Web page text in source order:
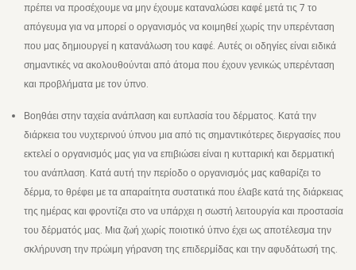
πρέπει να προσέχουμε να μην έχουμε καταναλώσει καφέ μετά τις 7 το
απόγευμα για να μπορεί ο οργανισμός να κοιμηθεί χωρίς την υπερένταση
που μας δημιουργεί η κατανάλωση του καφέ. Αυτές οι οδηγίες είναι ειδικά
σημαντικές να ακολουθούνται από άτομα που έχουν γενικώς υπερένταση
και προβλήματα με τον ύπνο.
Βοηθάει στην ταχεία ανάπλαση και ευπλασία του δέρματος. Κατά την
διάρκεια του νυχτερινού ύπνου μια από τις σημαντικότερες διεργασίες που
εκτελεί ο οργανισμός μας για να επιβιώσει είναι η κυτταρική και δερματική
του ανάπλαση. Κατά αυτή την περίοδο ο οργανισμός μας καθαρίζει το
δέρμα, το θρέφει με τα απαραίτητα συστατικά που έλαβε κατά της διάρκειας
της ημέρας και φροντίζει στο να υπάρχει η σωστή λειτουργία και προστασία
του δέρματός μας. Μια ζωή χωρίς ποιοτικό ύπνο έχει ως αποτέλεσμα την
σκλήρυνση την πρώιμη γήρανση της επιδερμίδας και την αφυδάτωσή της.